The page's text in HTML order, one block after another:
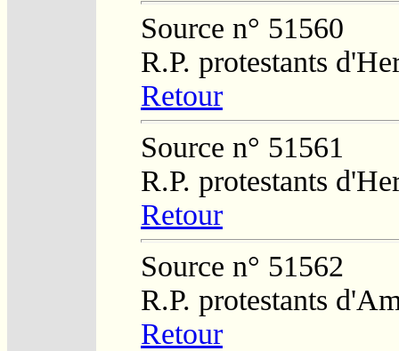
Source n° 51560
R.P. protestants
Retour
Source n° 51561
R.P. protestants
Retour
Source n° 51562
R.P. protestants
Retour